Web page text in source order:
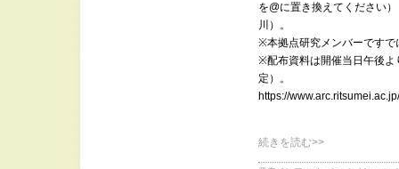
を@に置き換えてください
川）。
※本拠点研究メンバーですで
※配布資料は開催当日午後よ
定）。
https://
続きを読む>>